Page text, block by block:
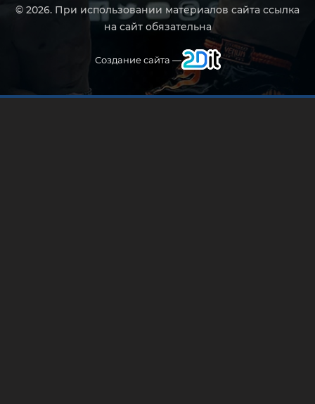
© 2026. При использовании материалов сайта ссылка
на сайт обязательна
Создание сайта —